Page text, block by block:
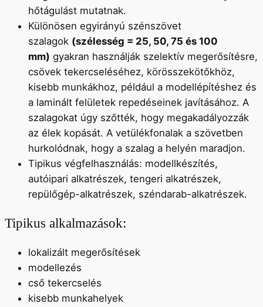
kapahéj
hőtágulást mutatnak.
Különösen egyirányú szénszövet
szalagok (szélesség = 25, 50, 75 és 100
mm) gyakran használják szelektív megerősítésre,
csövek tekercseléséhez, körösszekötőkhöz,
kisebb munkákhoz, például a modellépítéshez és
a laminált felületek repedéseinek javításához. A
szalagokat úgy szőtték, hogy megakadályozzák
az élek kopását. A vetülékfonalak a szövetben
hurkolódnak, hogy a szalag a helyén maradjon.
Tipikus végfelhasználás: modellkészítés,
autóipari alkatrészek, tengeri alkatrészek,
repülőgép-alkatrészek, széndarab-alkatrészek.
Tipikus alkalmazások:
lokalizált megerősítések
modellezés
cső tekercselés
kisebb munkahelyek